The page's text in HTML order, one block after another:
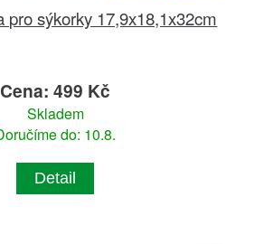
pro sýkorky 17,9x18,1x32cm
Cena: 499 Kč
Skladem
do: 10.8.
Detail